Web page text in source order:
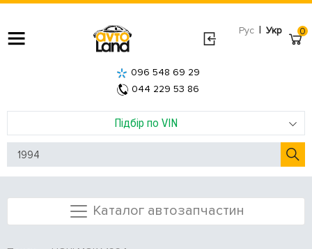
Рус | Укр
Підбір по VIN
096 548 69 29
044 229 53 86
0
Каталог автозапчастин